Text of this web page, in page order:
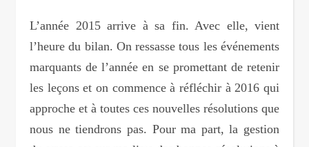
L’année 2015 arrive à sa fin. Avec elle, vient
l’heure du bilan. On ressasse tous les événements
marquants de l’année en se promettant de retenir
les leçons et on commence à réfléchir à 2016 qui
approche et à toutes ces nouvelles résolutions que
nous ne tiendrons pas. Pour ma part, la gestion